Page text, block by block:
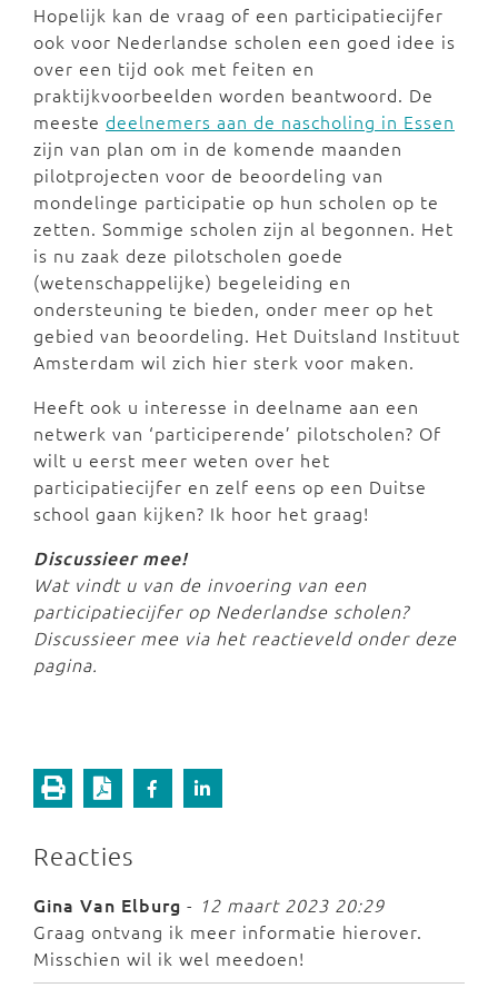
Hopelijk kan de vraag of een participatiecijfer
ook voor Nederlandse scholen een goed idee is
over een tijd ook met feiten en
praktijkvoorbeelden worden beantwoord. De
meeste deelnemers aan de nascholing in Essen
zijn van plan om in de komende maanden
pilotprojecten voor de beoordeling van
mondelinge participatie op hun scholen op te
zetten. Sommige scholen zijn al begonnen. Het
is nu zaak deze pilotscholen goede
(wetenschappelijke) begeleiding en
ondersteuning te bieden, onder meer op het
gebied van beoordeling. Het Duitsland Instituut
Amsterdam wil zich hier sterk voor maken.
Heeft ook u interesse in deelname aan een
netwerk van ‘participerende’ pilotscholen? Of
wilt u eerst meer weten over het
participatiecijfer en zelf eens op een Duitse
school gaan kijken? Ik hoor het graag!
Discussieer mee!
Wat vindt u van de invoering van een
participatiecijfer op Nederlandse scholen?
Discussieer mee via het reactieveld onder deze
pagina.
Reacties
Gina Van Elburg - 12 maart 2023 20:29
Graag ontvang ik meer informatie hierover.
Misschien wil ik wel meedoen!